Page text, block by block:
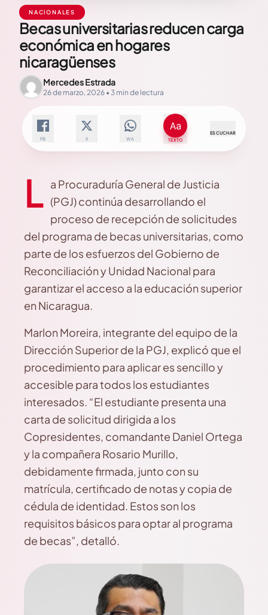
NACIONALES
Becas universitarias reducen carga
económica en hogares
nicaragüenses
Mercedes Estrada
26 de marzo, 2026 • 3 min de lectura
FB X WA TEXTO
ESCUCHAR
L a Procuraduría General de Justicia
(PGJ) continúa desarrollando el
proceso de recepción de solicitudes
del programa de becas universitarias, como
parte de los esfuerzos del Gobierno de
Reconciliación y Unidad Nacional para
garantizar el acceso a la educación superior
en Nicaragua.
Marlon Moreira, integrante del equipo de la
Dirección Superior de la PGJ, explicó que el
procedimiento para aplicar es sencillo y
accesible para todos los estudiantes
interesados. “El estudiante presenta una
carta de solicitud dirigida a los
Copresidentes, comandante Daniel Ortega
y la compañera Rosario Murillo,
debidamente firmada, junto con su
matrícula, certificado de notas y copia de
cédula de identidad. Estos son los
requisitos básicos para optar al programa
de becas”, detalló.